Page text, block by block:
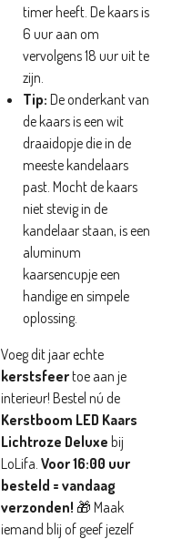
timer heeft. De kaars is
6 uur aan om
vervolgens 18 uur uit te
zijn.
Tip: De onderkant van
de kaars is een wit
draaidopje die in de
meeste kandelaars
past. Mocht de kaars
niet stevig in de
kandelaar staan, is een
aluminum
kaarsencupje een
handige en simpele
oplossing.
Voeg dit jaar echte
kerstsfeertoe aan je
interieur! Bestel nú de
Kerstboom LED Kaars
Lichtroze Deluxe bij
LoLifa. Voor 16:00 uur
besteld = vandaag
verzonden! 🎁 Maak
iemand blij of geef jezelf